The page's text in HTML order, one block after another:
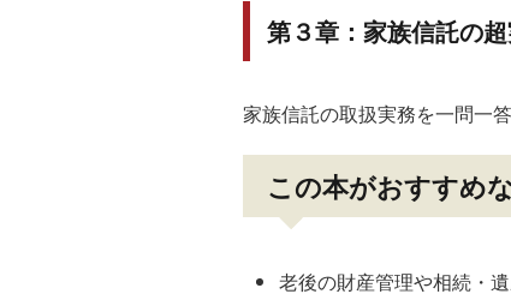
第３章：家族信託の
家族信託の取扱実務を一問一
この本がおすすめ
老後の財産管理や相続・